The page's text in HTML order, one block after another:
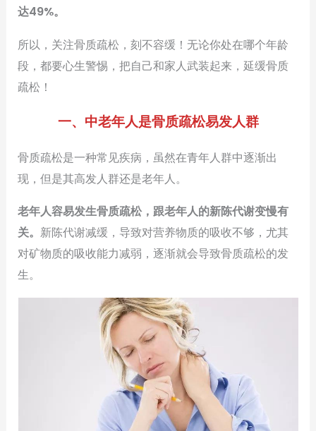
达49%。
所以，关注骨质疏松，刻不容缓！无论你处在哪个年龄
段，都要心生警惕，把自己和家人武装起来，延缓骨质
疏松！
一、中老年人是骨质疏松易发人群
骨质疏松是一种常见疾病，虽然在青年人群中逐渐出
现，但是其高发人群还是老年人。
老年人容易发生骨质疏松，跟老年人的新陈代谢变慢有
关。新陈代谢减缓，导致对营养物质的吸收不够，尤其
对矿物质的吸收能力减弱，逐渐就会导致骨质疏松的发
生。